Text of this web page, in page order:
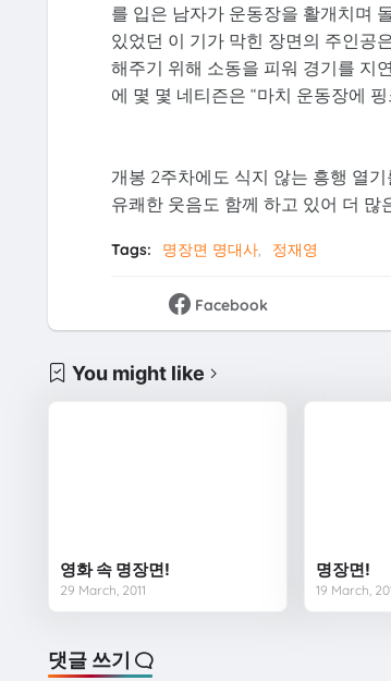
를 입은 남자가 운동장을 활개치며
있었던 이 기가 막힌 장면의 주인공
해주기 위해 소동을 피워 경기를 지
에 몇 몇 네티즌은 “마치 운동장에
개봉 2주차에도 식지 않는 흥행 열
유쾌한 웃음도 함께 하고 있어 더
Tags: 명장면 명대사 정재영
Facebook
You might like
영화 속 명장면!
29 March, 2011
명장면!
19 March,
댓글 쓰기